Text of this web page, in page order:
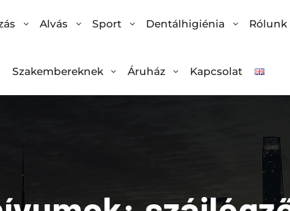
Alvás Sport Dentálhigiénia Rólunk
Szakembereknek Áruház Kapcsolat